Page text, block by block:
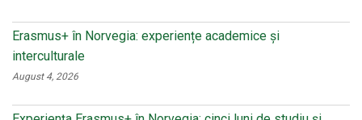
Erasmus+ în Norvegia: experiențe academice și
interculturale
August 4, 2026